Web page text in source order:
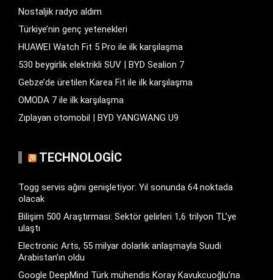
Nostaljik radyo aldım
Türkiye’nin genç yetenekleri
HUAWEI Watch Fit 5 Pro ile ilk karşılaşma
530 beygirlik elektrikli SUV | BYD Sealion 7
Gebze’de üretilen Karea Fit ile ilk karşılaşma
OMODA 7 ile ilk karşılaşma
Zıplayan otomobil | BYD YANGWANG U9
TECHNOLOGIC
Togg servis ağını genişletiyor: Yıl sonunda 64 noktada
olacak
Bilişim 500 Araştırması: Sektör gelirleri 1,6 trilyon TL’ye
ulaştı
Electronic Arts, 55 milyar dolarlık anlaşmayla Suudi
Arabistan’ın oldu
Google DeepMind Türk mühendis Koray Kavukcuoğlu’na